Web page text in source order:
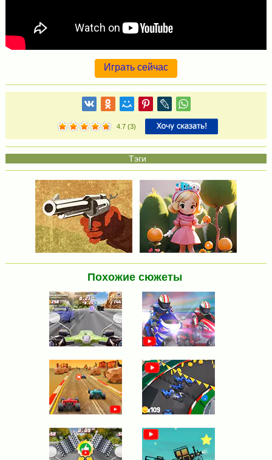
Играть сейчас
4.7(3)
Похожие сюжеты